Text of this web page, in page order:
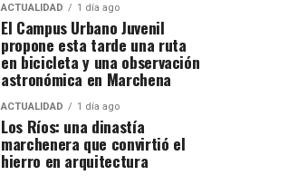
ACTUALIDAD 1 día ago
El Campus Urbano Juvenil
propone esta tarde una ruta
en bicicleta y una observación
astronómica en Marchena
ACTUALIDAD 1 día ago
Los Ríos: una dinastía
marchenera que convirtió el
hierro en arquitectura